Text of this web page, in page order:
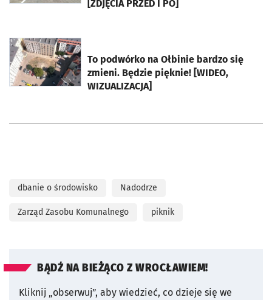
[ZDJĘCIA PRZED I PO]
To podwórko na Ołbinie bardzo się
zmieni. Będzie pięknie! [WIDEO,
WIZUALIZACJA]
otworzy się w nowej karcie
dbanie o środowisko Nadodrze
Zarząd Zasobu Komunalnego piknik
BĄDŹ NA BIEŻĄCO Z WROCŁAWIEM!
Kliknij „obserwuj”, aby wiedzieć, co dzieje się we